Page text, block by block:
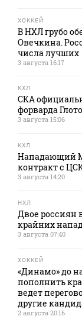
ХОККЕЙ
В НХЛ грубо
Овечкина.
числа лучших
3 августа 16:17
КХЛ
СКА
форварда
3 августа 15:06
КХЛ
Нападающий
контракт с
3 августа 14:20
НХЛ
Двое россиян
крайних
3 августа 07:40
ХОККЕЙ
«Динамо» до
пополнить
ведет
другие
2 августа 20:16